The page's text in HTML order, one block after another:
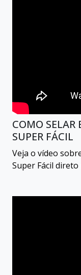
COMO SELAR
SUPER FÁCIL
Veja o vídeo
Super Fácil